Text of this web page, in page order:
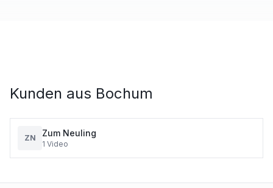
Kunden aus Bochum
ZN Zum Neuling
1 Video